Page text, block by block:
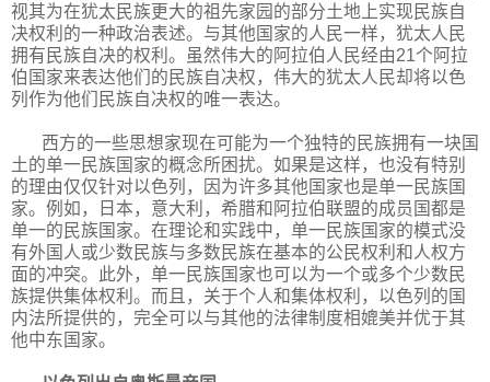
视其为在犹太民族更大的祖先家园的部分土地上实现民族自
决权利的一种政治表述。与其他国家的人民一样，犹太人民
拥有民族自决的权利。虽然伟大的阿拉伯人民经由21个阿拉
伯国家来表达他们的民族自决权，伟大的犹太人民却将以色
列作为他们民族自决权的唯一表达。
西方的一些思想家现在可能为一个独特的民族拥有一块国
土的单一民族国家的概念所困扰。如果是这样，也没有特别
的理由仅仅针对以色列，因为许多其他国家也是单一民族国
家。例如，日本，意大利，希腊和阿拉伯联盟的成员国都是
单一的民族国家。在理论和实践中，单一民族国家的模式没
有外国人或少数民族与多数民族在基本的公民权利和人权方
面的冲突。此外，单一民族国家也可以为一个或多个少数民
族提供集体权利。而且，关于个人和集体权利，以色列的国
内法所提供的，完全可以与其他的法律制度相媲美并优于其
他中东国家。